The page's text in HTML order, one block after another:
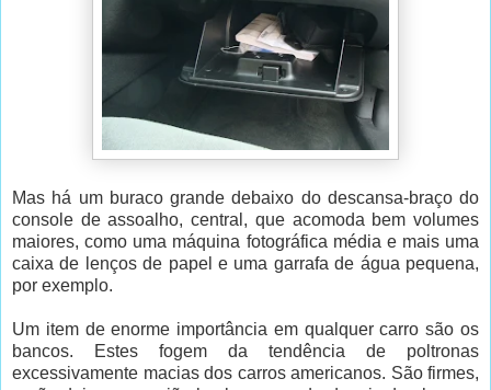
Mas há um buraco grande debaixo do descansa-braço do
console de assoalho, central, que acomoda bem volumes
maiores, como uma máquina fotográfica média e mais uma
caixa de lenços de papel e uma garrafa de água pequena,
por exemplo.
Um item de enorme importância em qualquer carro são os
bancos. Estes fogem da tendência de poltronas
excessivamente macias dos carros americanos. São firmes,